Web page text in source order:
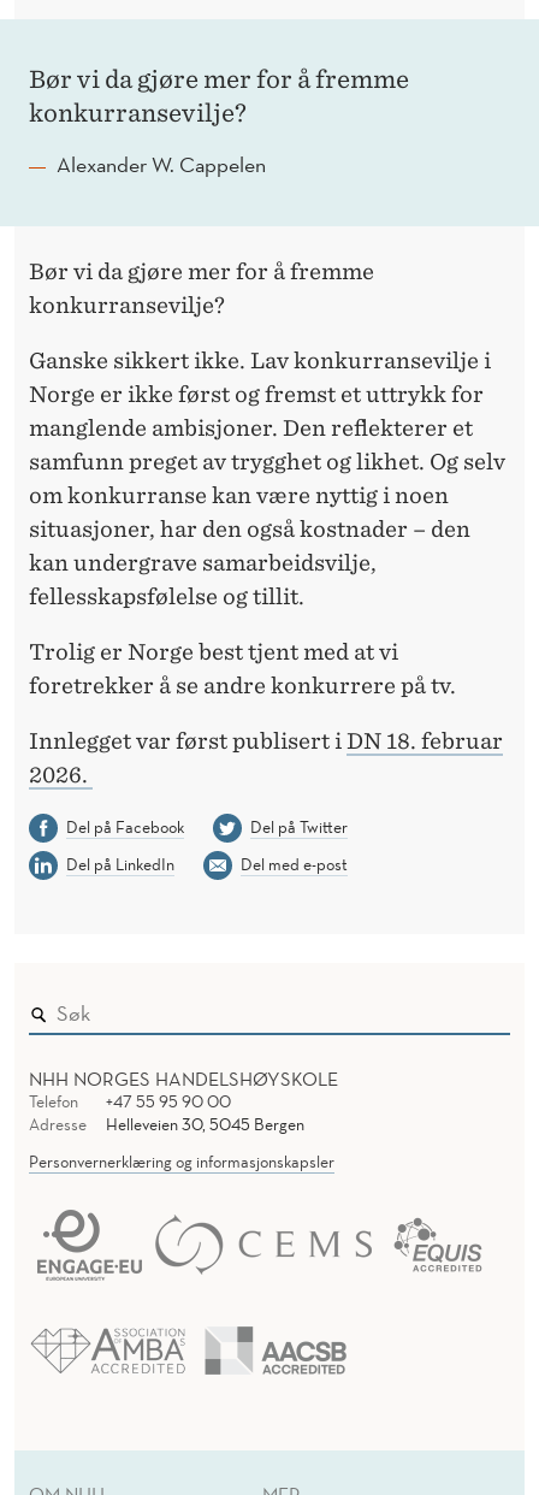
Bør vi da gjøre mer for å fremme
konkurransevilje?
Alexander W. Cappelen
Bør vi da gjøre mer for å fremme
konkurransevilje?
Ganske sikkert ikke. Lav konkurransevilje i
Norge er ikke først og fremst et uttrykk for
manglende ambisjoner. Den reflekterer et
samfunn preget av trygghet og likhet. Og selv
om konkurranse kan være nyttig i noen
situasjoner, har den også kostnader – den
kan undergrave samarbeidsvilje,
fellesskapsfølelse og tillit.
Trolig er Norge best tjent med at vi
foretrekker å se andre konkurrere på tv.
Innlegget var først publisert i DN 18. februar
2026.
Del på Facebook
Del på Twitter
Del på LinkedIn
Del med e-post
NHH NORGES HANDELSHØYSKOLE
Telefon
+47 55 95 90 00
Adresse
Helleveien 30, 5045 Bergen
Personvernerklæring og informasjonskapsler